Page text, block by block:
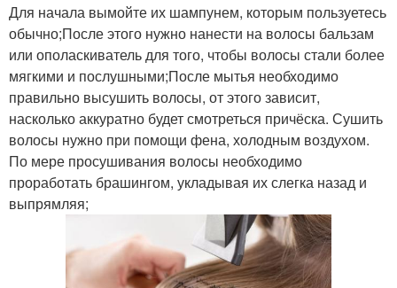
Для начала вымойте их шампунем, которым пользуетесь
обычно;После этого нужно нанести на волосы бальзам
или ополаскиватель для того, чтобы волосы стали более
мягкими и послушными;После мытья необходимо
правильно высушить волосы, от этого зависит,
насколько аккуратно будет смотреться причёска. Сушить
волосы нужно при помощи фена, холодным воздухом.
По мере просушивания волосы необходимо
проработать брашингом, укладывая их слегка назад и
выпрямляя;